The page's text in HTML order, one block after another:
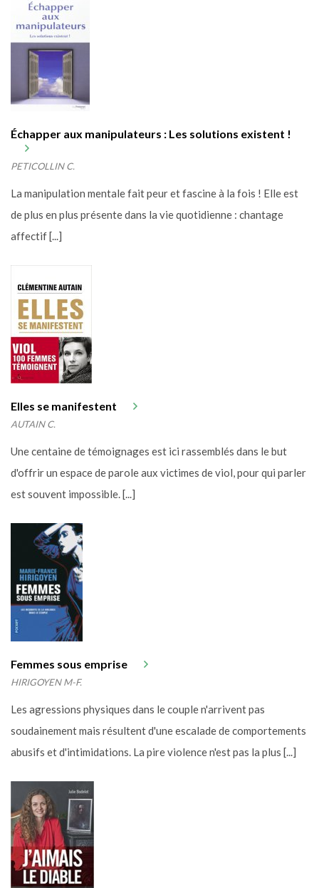
Échapper aux manipulateurs : Les solutions existent !
PETICOLLIN C.
La manipulation mentale fait peur et fascine à la fois ! Elle est
de plus en plus présente dans la vie quotidienne : chantage
affectif [...]
Elles se manifestent
AUTAIN C.
Une centaine de témoignages est ici rassemblés dans le but
d'offrir un espace de parole aux victimes de viol, pour qui parler
est souvent impossible. [...]
Femmes sous emprise
HIRIGOYEN M-F.
Les agressions physiques dans le couple n'arrivent pas
soudainement mais résultent d'une escalade de comportements
abusifs et d'intimidations. La pire violence n'est pas la plus [...]